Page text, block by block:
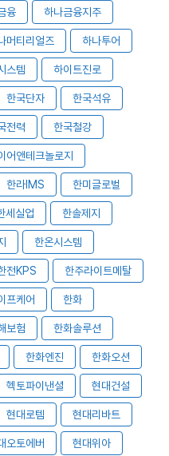
융 하나금융지주
머티리얼즈 하나투어
스템 하이트진로
한국단자 한국석유
전력 한국철강
어앤테크놀로지
한라IMS 한미글로벌
세실업 한솔제지
한온시스템
전KPS 한주라이트메탈
프케어 한화
보험 한화솔루션
한화엔진 한화오션
헥토파이낸셜 현대건설
현대로템 현대리바트
오토에버 현대위아